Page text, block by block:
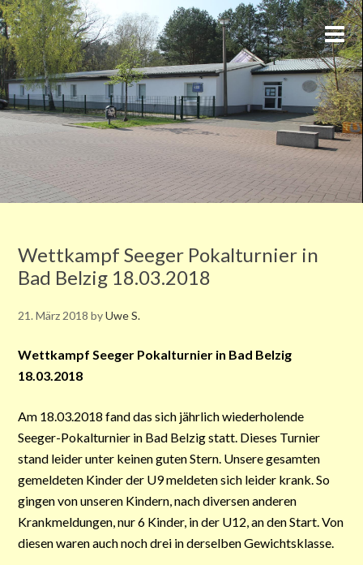
Wettkampf Seeger Pokalturnier in
Bad Belzig 18.03.2018
21. März 2018 byUwe S.
Wettkampf Seeger Pokalturnier in Bad Belzig
18.03.2018
Am 18.03.2018 fand das sich jährlich wiederholende
Seeger-Pokalturnier in Bad Belzig statt. Dieses Turnier
stand leider unter keinen guten Stern. Unsere gesamten
gemeldeten Kinder der U9 meldeten sich leider krank. So
gingen von unseren Kindern, nach diversen anderen
Krankmeldungen, nur 6 Kinder, in der U12, an den Start. Von
diesen waren auch noch drei in derselben Gewichtsklasse.